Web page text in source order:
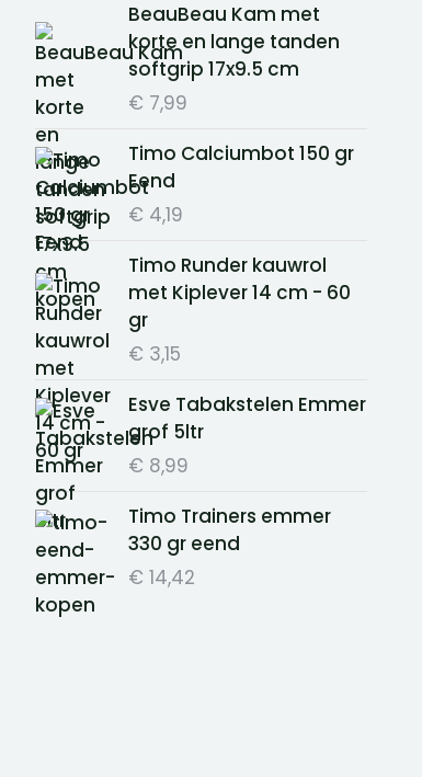
BeauBeau Kam met
korte en lange tanden
softgrip 17x9.5 cm
€ 7,99
Timo Calciumbot 150 gr
Eend
€ 4,19
Timo Runder kauwrol
met Kiplever 14 cm - 60
gr
€ 3,15
Esve Tabakstelen Emmer
grof 5ltr
€ 8,99
Timo Trainers emmer
330 gr eend
€ 14,42